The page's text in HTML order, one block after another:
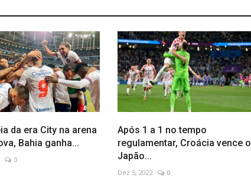
da era City na arena
Bahia ganha...
0
Após 1 a 1 no tempo
regulamentar, Croácia vence o
Japão...
Dez 5, 2022 0